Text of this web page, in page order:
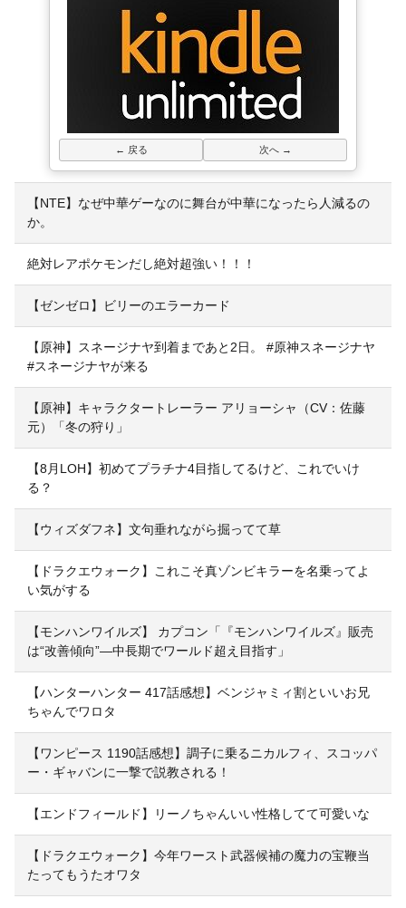
← 戻る 次へ →
【NTE】なぜ中華ゲーなのに舞台が中華になったら人減るの
か。
絶対レアポケモンだし絶対超強い！！！
【ゼンゼロ】ビリーのエラーカード
【原神】スネージナヤ到着まであと2日。 #原神スネージナヤ
#スネージナヤが来る
【原神】キャラクタートレーラー アリョーシャ（CV：佐藤
元）「冬の狩り」
【8月LOH】初めてプラチナ4目指してるけど、これでいけ
る？
【ウィズダフネ】文句垂れながら掘ってて草
【ドラクエウォーク】これこそ真ゾンビキラーを名乗ってよ
い気がする
【モンハンワイルズ】 カプコン「『モンハンワイルズ』販売
は“改善傾向”―中長期でワールド超え目指す」
【ハンターハンター 417話感想】ベンジャミィ割といいお兄
ちゃんでワロタ
【ワンピース 1190話感想】調子に乗るニカルフィ、スコッパ
ー・ギャバンに一撃で説教される！
【エンドフィールド】リーノちゃんいい性格してて可愛いな
【ドラクエウォーク】今年ワースト武器候補の魔力の宝鞭当
たってもうたオワタ